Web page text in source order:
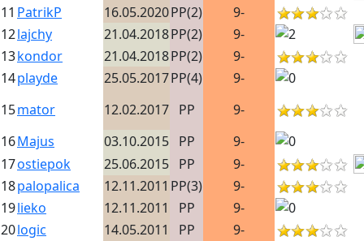
11 PatrikP 16.05.2020PP(2)
9-
12lajchy 21.04.2018PP(2)
9-
13kondor 21.04.2018PP(2)
9-
14playde 25.05.2017PP(4)
9-
15mator 12.02.2017 PP
9-
16Majus 03.10.2015 PP
9-
17ostiepok 25.06.2015 PP
9-
18palopalica 12.11.2011 PP(3)
9-
19lieko 12.11.2011 PP
9-
20logic 14.05.2011 PP
9-